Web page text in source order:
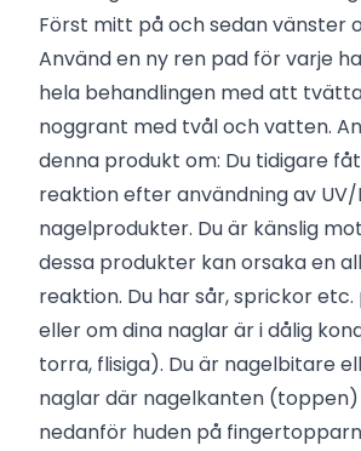
Först mitt på och sedan vänster
Använd en ny ren pad för varje
hela behandlingen med att
noggrant med tvål och vatten.
denna produkt om: Du tidigare
reaktion efter användning av
nagelprodukter. Du är känslig
dessa produkter kan orsaka en
reaktion. Du har sår, sprickor
eller om dina naglar är i dålig
torra, flisiga). Du är nagelbitare
naglar där nagelkanten
nedanför huden på